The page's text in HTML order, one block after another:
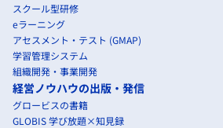
スクール型研修
eラーニング
アセスメント・テスト (GMAP)
学習管理システム
組織開発・事業開発
経営ノウハウの出版・発信
グロービスの書籍
GLOBIS 学び放題×知見録